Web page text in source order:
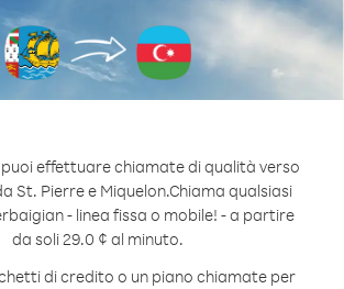
puoi effettuare chiamate di qualità verso
St. Pierre e Miquelon.Chiama qualsiasi
- linea fissa o mobile! - a partire
da soli 29.0 ¢ al minuto.
di credito o un piano chiamate per